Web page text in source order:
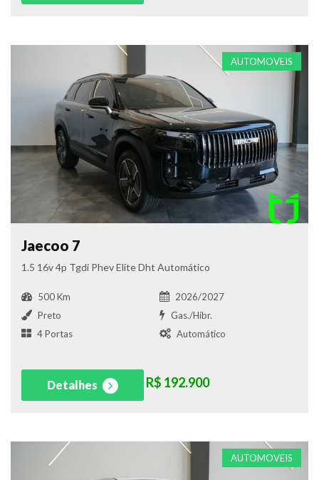
AUTOMOVEIS
Jaecoo 7
1.5 16v 4p Tgdi Phev Elite Dht Automático
500 Km
2026/2027
Preto
Gas./Híbr.
4 Portas
Automático
Detalhes R$ 192.900
AUTOMOVEIS